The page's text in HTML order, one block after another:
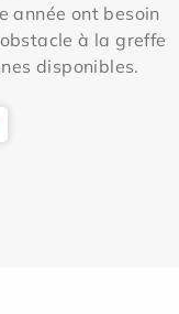
année ont besoin
à la greffe
disponibles.